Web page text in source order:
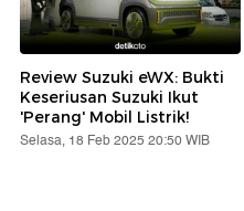
Review Suzuki eWX: Bukti
Keseriusan Suzuki Ikut
'Perang' Mobil Listrik!
Selasa, 18 Feb 2025 20:50 WIB